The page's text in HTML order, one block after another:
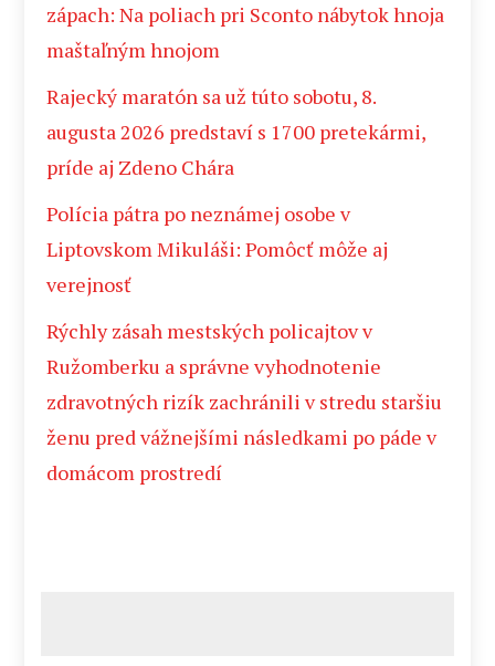
zápach: Na poliach pri Sconto nábytok hnoja
maštaľným hnojom
Rajecký maratón sa už túto sobotu, 8.
augusta 2026 predstaví s 1700 pretekármi,
príde aj Zdeno Chára
Polícia pátra po neznámej osobe v
Liptovskom Mikuláši: Pomôcť môže aj
verejnosť
Rýchly zásah mestských policajtov v
Ružomberku a správne vyhodnotenie
zdravotných rizík zachránili v stredu staršiu
ženu pred vážnejšími následkami po páde v
domácom prostredí